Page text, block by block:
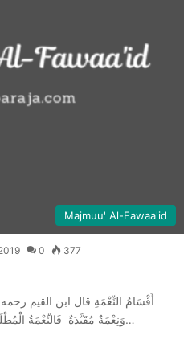
Majmuu' Al-Fawaa'id
0 377
أَقْسَامُ النِّعْمَةِ قال ابن القيم
وَنِعْمَةٌ مُقَيَّدَةٌ فَالنِّعْمَةُ الْمُطْلَقَةُ هِيَ الْمُتَّصِلَةُ بِسَعَادَةِ الْأَبَدِ وَهِيَ…